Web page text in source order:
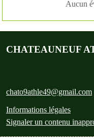
Aucun
CHATEAUNEUF
chato9athle49@gmail.com
Informations légales
Signaler un contenu